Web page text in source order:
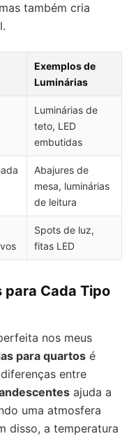
também cria
Exemplos de
Luminárias
Luminárias de
teto, LED
embutidas
Abajures de
mesa, luminárias
de leitura
Spots de luz,
fitas LED
para Cada Tipo
nos meus
para quartos é
entre
ajuda a
uma atmosfera
disso, a temperatura